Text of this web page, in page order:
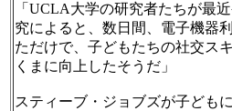
「UCLA大学の研究者たちが最
究によると、数日間、電子機器
ただけで、子どもたちの社交ス
くまに向上したそうだ」
スティーブ・ジョブズが子ども